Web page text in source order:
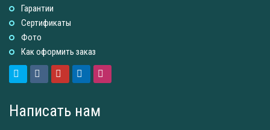
Гарантии
Сертификаты
Фото
Как оформить заказ
Написать нам